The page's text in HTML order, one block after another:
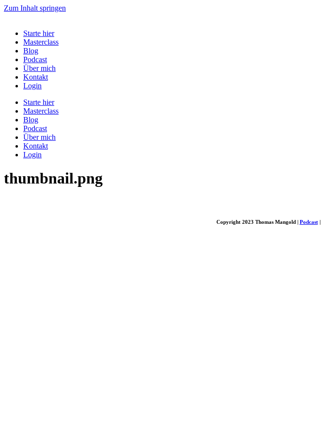
Zum Inhalt springen
Starte hier
Masterclass
Blog
Podcast
Über mich
Kontakt
Login
Starte hier
Masterclass
Blog
Podcast
Über mich
Kontakt
Login
thumbnail.png
Copyright 2023 Thomas Mangold | Podcast|